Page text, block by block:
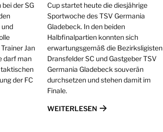
der SG
Jan
darf man
der FC
Cup startet heute die diesjährige
Sportwoche des TSV Germania
Gladebeck. In den beiden
Halbfinalpartien konnten sich
erwartungsgemäß die Bezirksligisten
Dransfelder SC und Gastgeber TSV
Germania Gladebeck souverän
durchsetzen und stehen damit im
Finale.
WEITERLESEN